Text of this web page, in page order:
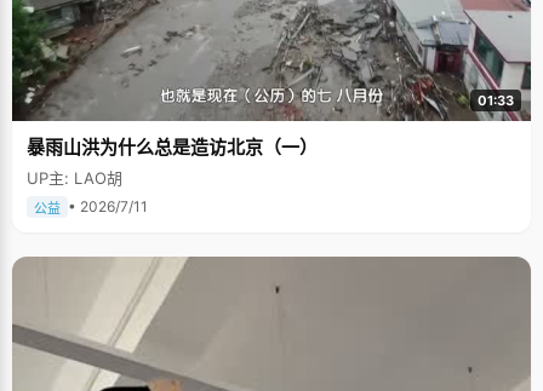
01:33
暴雨山洪为什么总是造访北京（一）
UP主: LAO胡
公益 • 2026/7/11